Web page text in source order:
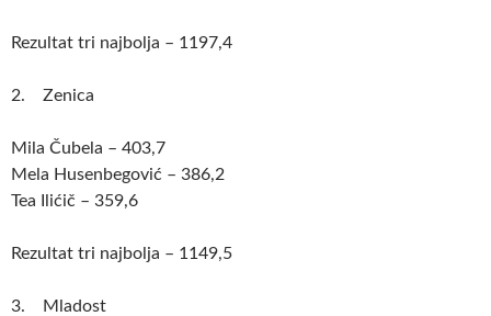
Rezultat tri najbolja – 1197,4
2. Zenica
Mila Čubela – 403,7
Mela Husenbegović – 386,2
Теа Ilićič – 359,6
Rezultat tri najbolja – 1149,5
3. Mladost